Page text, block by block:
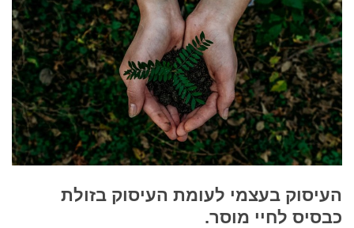
העיסוק בעצמי לעומת העיסוק בזולת
כבסיס לחיי מוסר.